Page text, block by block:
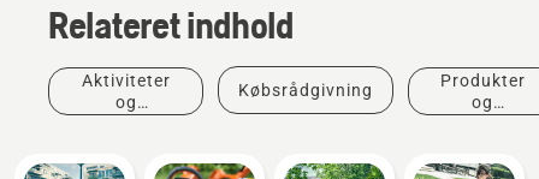
Relateret indhold
Aktiviteter
og
Købsrådgivning
Produkter
og